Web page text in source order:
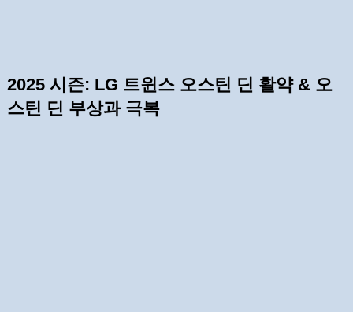
2025 시즌: LG 트윈스 오스틴 딘 활약 & 오
스틴 딘 부상과 극복